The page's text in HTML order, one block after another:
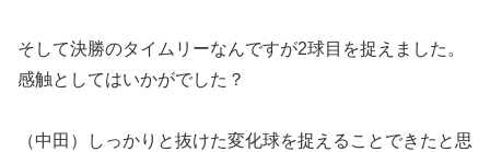
そして決勝のタイムリーなんですが2球目を捉えました。
感触としてはいかがでした？
（中田）しっかりと抜けた変化球を捉えることできたと思